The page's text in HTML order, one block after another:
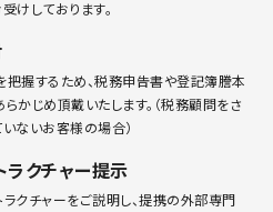
けしております。
把握するため、税務申告書や登記簿謄本
かじめ頂戴いたします。（税務顧問をさ
ないお客様の場合）
ラクチャー提示
クチャーをご説明し、提携の外部専門